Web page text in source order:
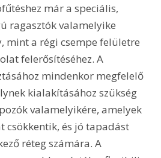
már a speciális,
ragasztók valamelyike
mint a régi csempe felületre
felerősítéséhez. A
mindenkor megfelelő
kialakításához szükség
valamelyikére, amelyek
csökkentik, és jó tapadást
réteg számára. A